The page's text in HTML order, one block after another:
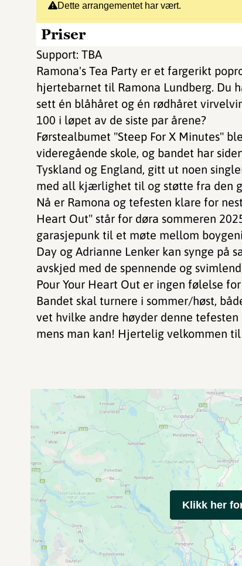
Dette arrangementet har vært.
Priser
Support: TBA
Ramona's Tea Party er et fargerikt
hjertebarnet til Ramona Lundberg. Du
sett én blåhåret og én rødhåret
100 i løpet av de siste par årene?
Førstealbumet "Steep For X Minutes"
videregående skole, og bandet har
Tyskland og England, gitt ut noen
med all kjærlighet til og støtte fra den
Nå er Ramona og tefesten klare for
Heart Out" står for døra sommeren
garasjepunk til et møte mellom
Day og Adrianne Lenker kan synge på
avskjed med de spennende og
Pour Your Heart Out er ingen følelse
Bandet skal turnere i sommer/høst,
vet hvilke andre høyder denne
mens man kan! Hjertelig velkommen til
Klikk her